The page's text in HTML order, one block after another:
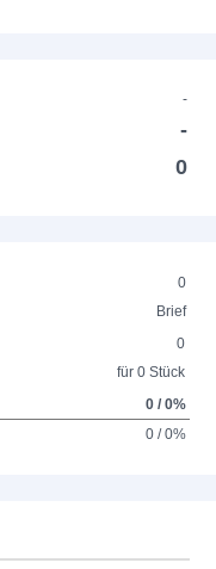
-
-
0
0
Brief
0
für 0 Stück
0 / 0%
0 / 0%